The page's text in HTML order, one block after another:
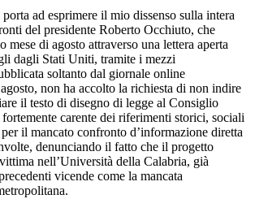
ad esprimere il mio dissenso sulla intera
del presidente Roberto Occhiuto, che
mese di agosto attraverso una lettera aperta
dagli Stati Uniti, tramite i mezzi
soltanto dal giornale online
non ha accolto la richiesta di non indire
il testo di disegno di legge al Consiglio
carente dei riferimenti storici, sociali
il mancato confronto d’informazione diretta
denunciando il fatto che il progetto
nell’Università della Calabria, già
vicende come la mancata